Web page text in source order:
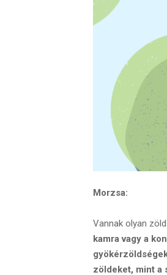
Morzsa:
Vannak olyan
kamra vagy a
zöldeket, mint a